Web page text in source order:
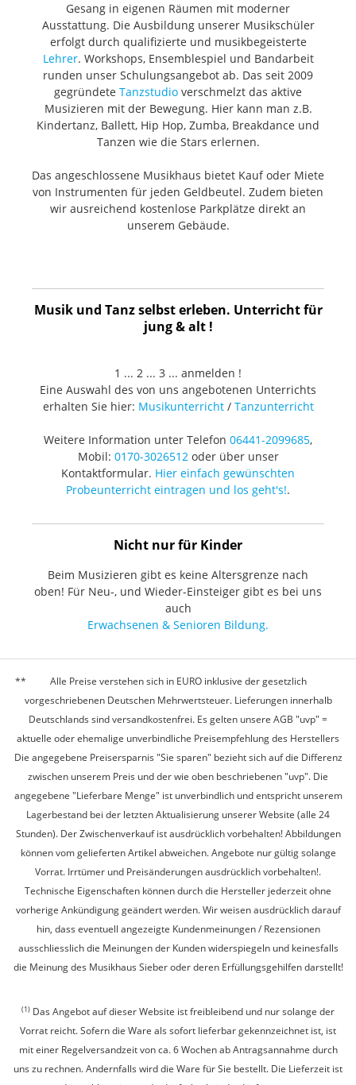
Gesang in eigenen Räumen mit moderner
Ausstattung. Die Ausbildung unserer Musikschüler
erfolgt durch qualifizierte und musikbegeisterte
Lehrer. Workshops, Ensemblespiel und Bandarbeit
runden unser Schulungsangebot ab. Das seit 2009
gegründete Tanzstudio verschmelzt das aktive
Musizieren mit der Bewegung. Hier kann man z.B.
Kindertanz, Ballett, Hip Hop, Zumba, Breakdance und
Tanzen wie die Stars erlernen.
Das angeschlossene Musikhaus bietet Kauf oder Miete
von Instrumenten für jeden Geldbeutel. Zudem bieten
wir ausreichend kostenlose Parkplätze direkt an
unserem Gebäude.
Musik und Tanz selbst erleben. Unterricht für
jung & alt !
1 ... 2 ... 3 ... anmelden !
Eine Auswahl des von uns angebotenen Unterrichts
erhalten Sie hier: Musikunterricht/ Tanzunterricht
Weitere Information unter Telefon 06441-2099685,
Mobil: 0170-3026512oder über unser
Kontaktformular. Hier einfach gewünschten
Probeunterricht eintragen und los geht's!.
Nicht nur für Kinder
Beim Musizieren gibt es keine Altersgrenze nach
oben! Für Neu-, und Wieder-Einsteiger gibt es bei uns
auch
Erwachsenen & Senioren Bildung.
Alle Preise verstehen sich in EURO inklusive der gesetzlich
vorgeschriebenen Deutschen Mehrwertsteuer. Lieferungen innerhalb
Deutschlands sind versandkostenfrei. Es gelten unsere AGB "uvp" =
aktuelle oder ehemalige unverbindliche Preisempfehlung des Herstellers
Die angegebene Preisersparnis "Sie sparen" bezieht sich auf die Differenz
zwischen unserem Preis und der wie oben beschriebenen "uvp". Die
angegebene "Lieferbare Menge" ist unverbindlich und entspricht unserem
Lagerbestand bei der letzten Aktualisierung unserer Website (alle 24
Stunden). Der Zwischenverkauf ist ausdrücklich vorbehalten! Abbildungen
können vom gelieferten Artikel abweichen. Angebote nur gültig solange
Vorrat. Irrtümer und Preisänderungen ausdrücklich vorbehalten!.
Technische Eigenschaften können durch die Hersteller jederzeit ohne
vorherige Ankündigung geändert werden. Wir weisen ausdrücklich darauf
hin, dass eventuell angezeigte Kundenmeinungen / Rezensionen
ausschliesslich die Meinungen der Kunden widerspiegeln und keinesfalls
die Meinung des Musikhaus Sieber oder deren Erfüllungsgehilfen darstellt!
(1) Das Angebot auf dieser Website ist freibleibend und nur solange der
Vorrat reicht. Sofern die Ware als sofort lieferbar gekennzeichnet ist, ist
mit einer Regelversandzeit von ca. 6 Wochen ab Antragsannahme durch
uns zu rechnen. Andernfalls wird die Ware für Sie bestellt. Die Lieferzeit ist